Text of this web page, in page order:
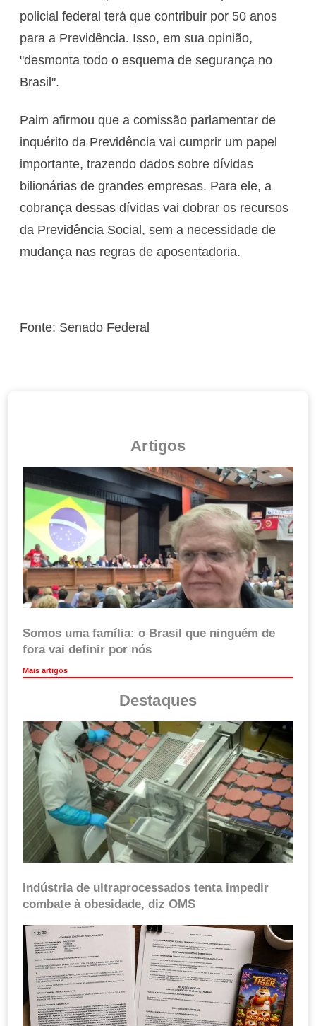
policial federal terá que contribuir por 50 anos
para a Previdência. Isso, em sua opinião,
"desmonta todo o esquema de segurança no
Brasil".
Paim afirmou que a comissão parlamentar de
inquérito da Previdência vai cumprir um papel
importante, trazendo dados sobre dívidas
bilionárias de grandes empresas. Para ele, a
cobrança dessas dívidas vai dobrar os recursos
da Previdência Social, sem a necessidade de
mudança nas regras de aposentadoria.
Fonte: Senado Federal
Artigos
Somos uma família: o Brasil que ninguém de
fora vai definir por nós
Mais artigos
Destaques
Indústria de ultraprocessados tenta impedir
combate à obesidade, diz OMS